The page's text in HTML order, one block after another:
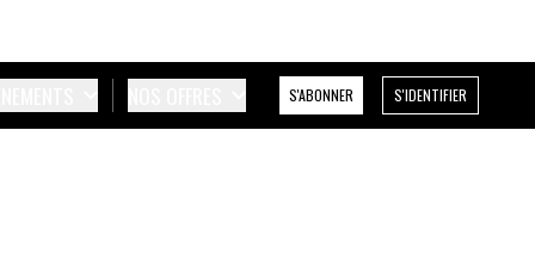
S'ABONNER S'IDENTIFIER